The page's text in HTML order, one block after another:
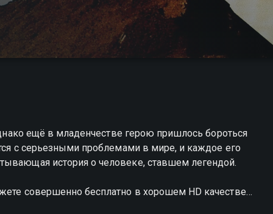
ещё в младенчестве герою пришлось бороться
с серьезными проблемами в мире, и каждое его
история о человеке, ставшем легендой.
совершенно бесплатно в хорошем HD качестве